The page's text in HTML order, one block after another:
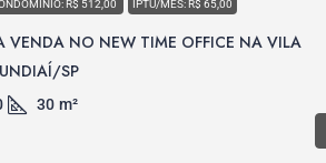
R$ 512,00 IPTU/MÊS: R$ 65,00
VENDA NO NEW TIME OFFICE NA VILA
SP
30 m²